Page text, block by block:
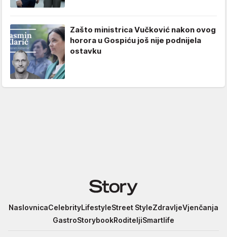
Zašto ministrica Vučković nakon ovog
horora u Gospiću još nije podnijela
ostavku
Story
NaslovnicaCelebrityLifestyleStreet StyleZdravljeVjenčanja
GastroStorybookRoditeljiSmartlife